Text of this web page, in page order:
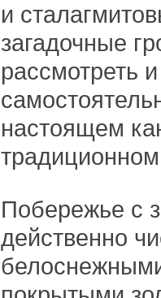
и
загадочные
рассмотреть
настоящем
Побережье с
действенно